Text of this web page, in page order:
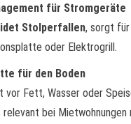
für Stromgeräte
Stolperfallen, sorgt
oder Elektrogrill.
für den Boden
Fett, Wasser oder
relevant bei Mietwohnungen